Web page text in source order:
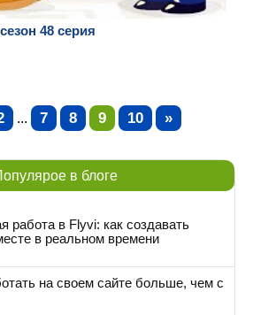
48 серия
... 7 8 9 10 »
в блоге
работа в Flyvi: как создавать
в реальном времени
на своем сайте больше, чем с